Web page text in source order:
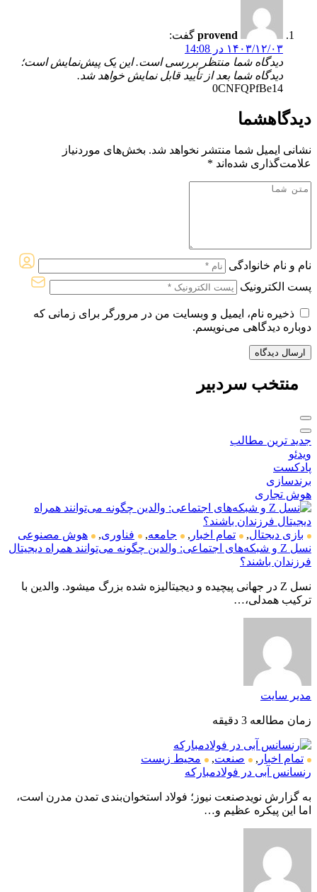
provend گفت:
۱۴۰۳/۱۲/۰۳ در 14:08
دیدگاه شما منتظر بررسی است. این یک پیش‌نمایش است؛
دیدگاه شما بعد از تأیید قابل نمایش خواهد شد.
0CNFQPfBe14
دیدگاهشما
نشانی ایمیل شما منتشر نخواهد شد. بخش‌های موردنیاز
علامت‌گذاری شده‌اند *
نام و نام خانوادگی
پست الکترونیک
ذخیره نام، ایمیل و وبسایت من در مرورگر برای زمانی که
دوباره دیدگاهی می‌نویسم.
منتخب سردبیر
جدید ترین مطالب
ویدئو
پادکست
برندسازی
هوش تجاری
بازی دیجتال, تمام اخبار , جامعه, فناوری,
هوش مصنوعی
نسل Z و شبکه‌های اجتماعی: والدین چگونه می‌توانند همراه دیجیتال
فرزندان باشند؟
نسل Z در جهانی پیچیده و دیجیتالیزه شده بزرگ میشود. والدین با
ترکیب همدلی،…
مدیر سایت
زمان مطالعه 3 دقیقه
تمام اخبار , صنعت,
محیط زیست
رنسانس آبی در فولادمبارکه
به گزارش نویدصنعت نیوز؛ فولاد استخوان‌بندی تمدن مدرن است،
اما این پیکره عظیم و…